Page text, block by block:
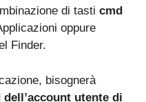
di tasti cmd
oppure
Finder.
bisognerà
dell’account utente di